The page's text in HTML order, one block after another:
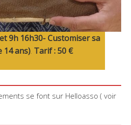
9h 16h30- Customiser sa
14 ans). Tarif : 50 €
se font sur Helloasso ( voir